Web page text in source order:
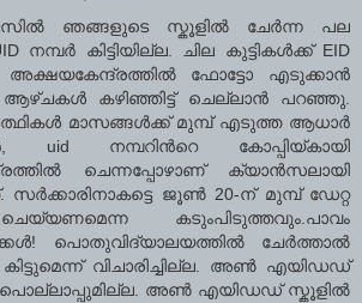
ഞങ്ങളുടെ സ്കൂളില്‍ ചേര്‍ന്ന പല
നമ്പര്‍ കിട്ടിയില്ല. ചില കുട്ടികള്‍ക്ക് EID
അക്ഷയകേന്ദ്രത്തില്‍ ഫോട്ടോ എടുക്കാന്‍
ആഴ്ചകള്‍ കഴിഞ്ഞിട്ട് ചെല്ലാന്‍ പറഞ്ഞു.
മാസങ്ങള്‍ക്ക് മുമ്പ് എടുത്ത ആധാര്‍
uid നമ്പറിന്‍റെ കോപ്പിയ്കായി
ചെന്നപ്പോഴാണ് ക്യാന്‍സലായി
സര്‍ക്കാരിനാകട്ടെ ജൂണ്‍ 20-ന് മുമ്പ് ഡേറ്റ
കടുംപിടുത്തവും.പാവം
പൊതുവിദ്യാലയത്തില്‍ ചേര്‍ത്താല്‍
വിചാരിച്ചില്ല. അണ്‍ എയിഡഡ്
പൊല്ലാപ്പുമില്ല. അണ്‍ എയിഡഡ് സ്കൂളില്‍